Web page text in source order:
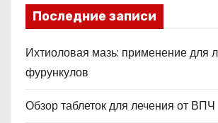
Последние записи
Ихтиоловая мазь: применение для
фурункулов
Обзор таблеток для лечения от ВПЧ